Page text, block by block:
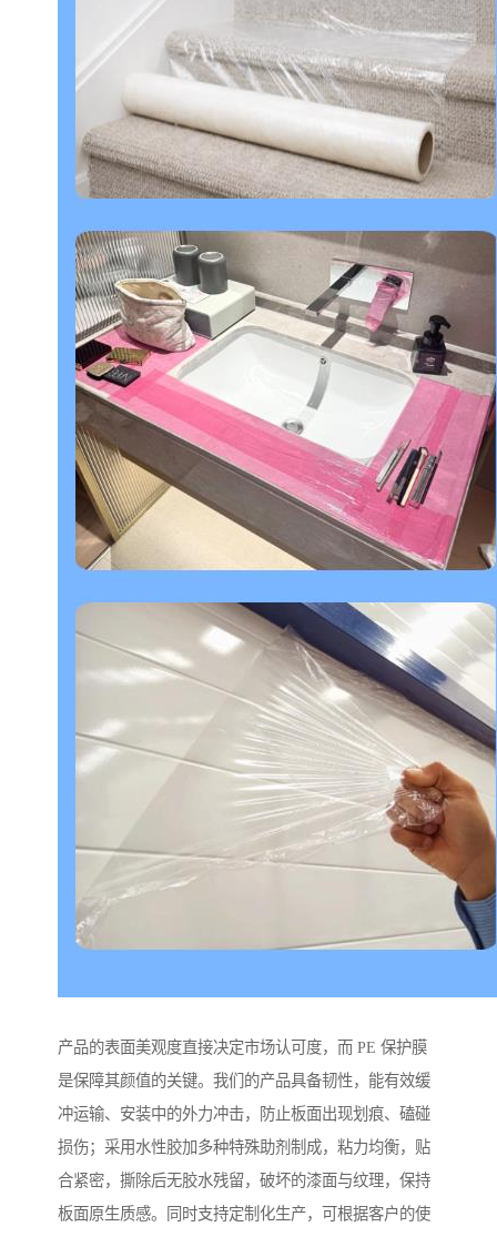
产品的表面美观度直接决定市场认可度，而 PE 保护膜
是保障其颜值的关键。我们的产品具备韧性，能有效缓
冲运输、安装中的外力冲击，防止板面出现划痕、磕碰
损伤；采用水性胶加多种特殊助剂制成，粘力均衡，贴
合紧密，撕除后无胶水残留，破坏的漆面与纹理，保持
板面原生质感。同时支持定制化生产，可根据客户的使